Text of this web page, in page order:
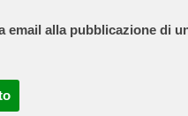
email alla pubblicazione di